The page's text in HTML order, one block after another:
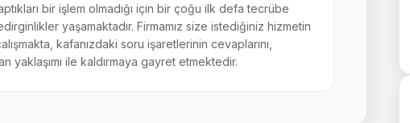
bir işlem olmadığı için bir çoğu ilk defa tecrübe
yaşamaktadır. Firmamız size istediğiniz hizmetin
kafanızdaki soru işaretlerinin cevaplarını,
yaklaşımı ile kaldırmaya gayret etmektedir.